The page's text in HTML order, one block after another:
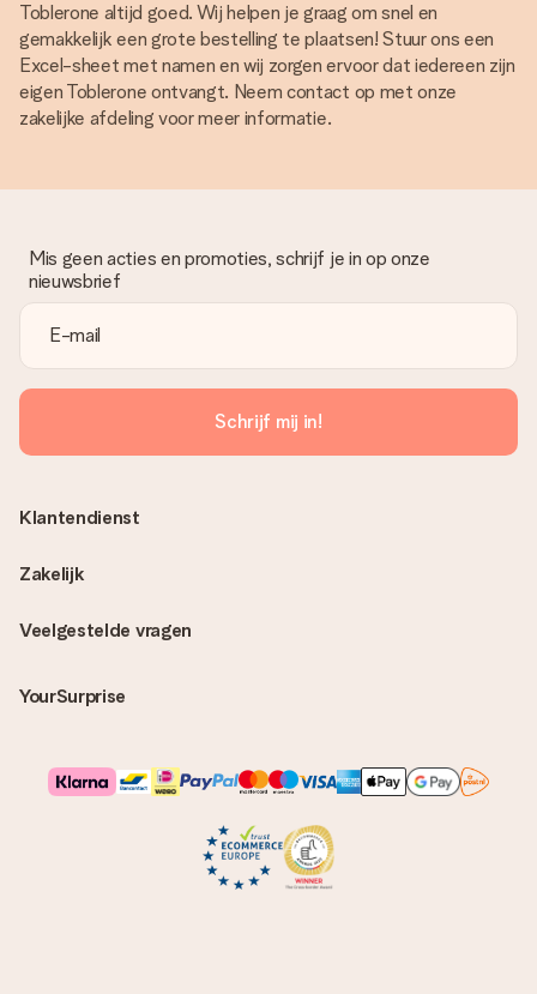
Toblerone altijd goed. Wij helpen je graag om snel en
gemakkelijk een grote bestelling te plaatsen! Stuur ons een
Excel-sheet met namen en wij zorgen ervoor dat iedereen zijn
eigen Toblerone ontvangt. Neem contact op met onze
zakelijke afdeling voor meer informatie.
Mis geen acties en promoties, schrijf je in op onze
nieuwsbrief
Schrijf mij in!
Veelgestelde vragen
YourSurprise
Klantendienst
Zakelijk